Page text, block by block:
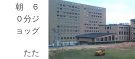
朝 ６
０分ジ
ョッグ
たた